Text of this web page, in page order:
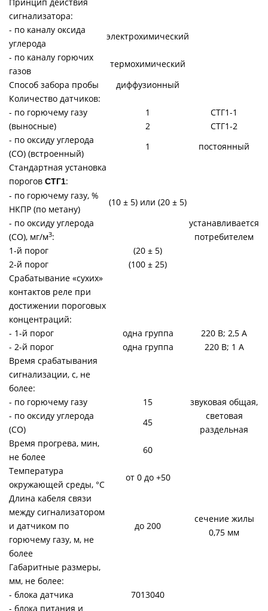
сигнализатора:
- по каналу оксида
углерода
электрохимический
- по каналу горючих
газов
термохимический
Способ забора пробы
диффузионный
Количество датчиков:
- по горючему газу
(выносные)
1
СТГ1-1
2
СТГ1-2
- по оксиду углерода
(СО) (встроенный)
1
постоянный
Стандартная установка
порогов СТГ1:
- по горючему газу, %
НКПР (по метану)
(10 ± 5) или (20 ± 5)
устанавливается
потребителем
- по оксиду углерода
(СО), мг/м3:
1-й порог
(20 ± 5)
2-й порог
(100 ± 25)
Срабатывание «сухих»
контактов реле при
достижении пороговых
концентраций:
- 1-й порог
одна группа
220 В; 2,5 А
- 2-й порог
одна группа
220 В; 1 А
Время срабатывания
сигнализации, с, не
более:
- по горючему газу
15
звуковая общая,
световая
раздельная
- по оксиду углерода
(СО)
45
Время прогрева, мин,
не более
60
Температура
окружающей среды, °С
от 0 до +50
Длина кабеля связи
между сигнализатором
и датчиком по
горючему газу, м, не
более
до 200
сечение жилы
0,75 мм
Габаритные размеры,
мм, не более:
- блока датчика
7013040
- блока питания и